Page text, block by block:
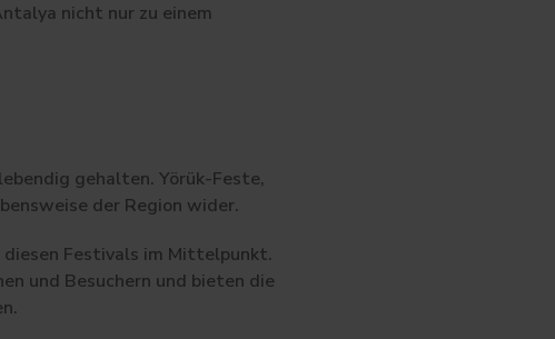
nicht nur zu einem
gehalten. Yörük-Feste,
der Region wider.
Festivals im Mittelpunkt.
und Besuchern und bieten die